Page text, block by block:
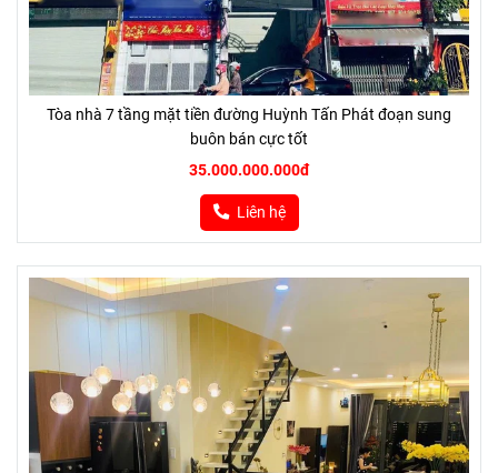
Tòa nhà 7 tầng mặt tiền đường Huỳnh Tấn Phát đoạn sung
buôn bán cực tốt
35.000.000.000đ
Liên hệ